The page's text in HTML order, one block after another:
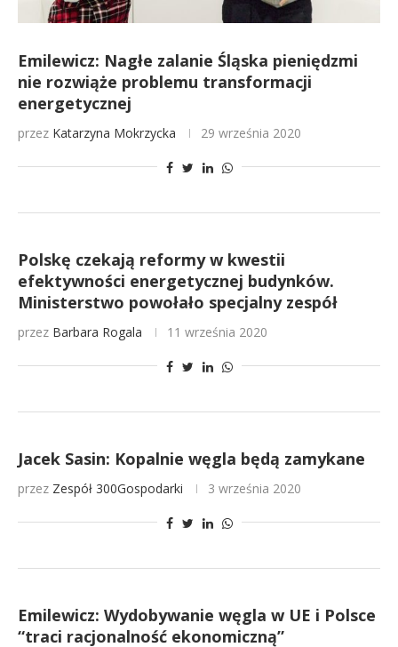
Emilewicz: Nagłe zalanie Śląska pieniędzmi
nie rozwiąże problemu transformacji
energetycznej
przez Katarzyna Mokrzycka 29 września 2020
Polskę czekają reformy w kwestii
efektywności energetycznej budynków.
Ministerstwo powołało specjalny zespół
przez Barbara Rogala 11 września 2020
Jacek Sasin: Kopalnie węgla będą zamykane
przez Zespół 300Gospodarki 3 września 2020
Emilewicz: Wydobywanie węgla w UE i Polsce
“traci racjonalność ekonomiczną”